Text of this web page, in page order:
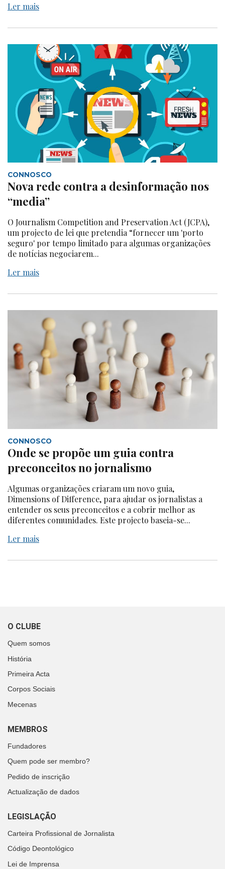
Ler mais
CONNOSCO
Nova rede contra a desinformação nos
“media”
O Journalism Competition and Preservation Act (JCPA),
um projecto de lei que pretendia “fornecer um 'porto
seguro' por tempo limitado para algumas organizações
de notícias negociarem...
Ler mais
CONNOSCO
Onde se propõe um guia contra
preconceitos no jornalismo
Algumas organizações criaram um novo guia,
Dimensions of Difference, para ajudar os jornalistas a
entender os seus preconceitos e a cobrir melhor as
diferentes comunidades. Este projecto baseia-se...
Ler mais
O CLUBE
Quem somos
História
Primeira Acta
Corpos Sociais
Mecenas
MEMBROS
Fundadores
Quem pode ser membro?
Pedido de inscrição
Actualização de dados
LEGISLAÇÃO
Carteira Profissional de Jornalista
Código Deontológico
Lei de Imprensa